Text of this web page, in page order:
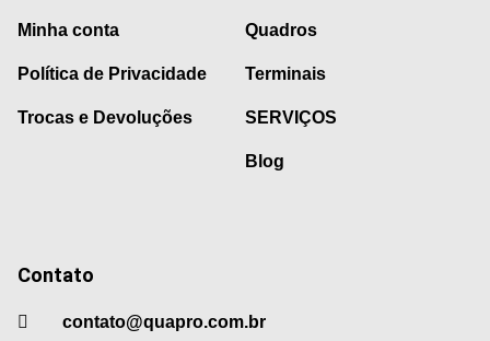
Minha conta
Política de Privacidade
Trocas e Devoluções
Quadros
Terminais
SERVIÇOS
Blog
Contato
contato@quapro.com.br